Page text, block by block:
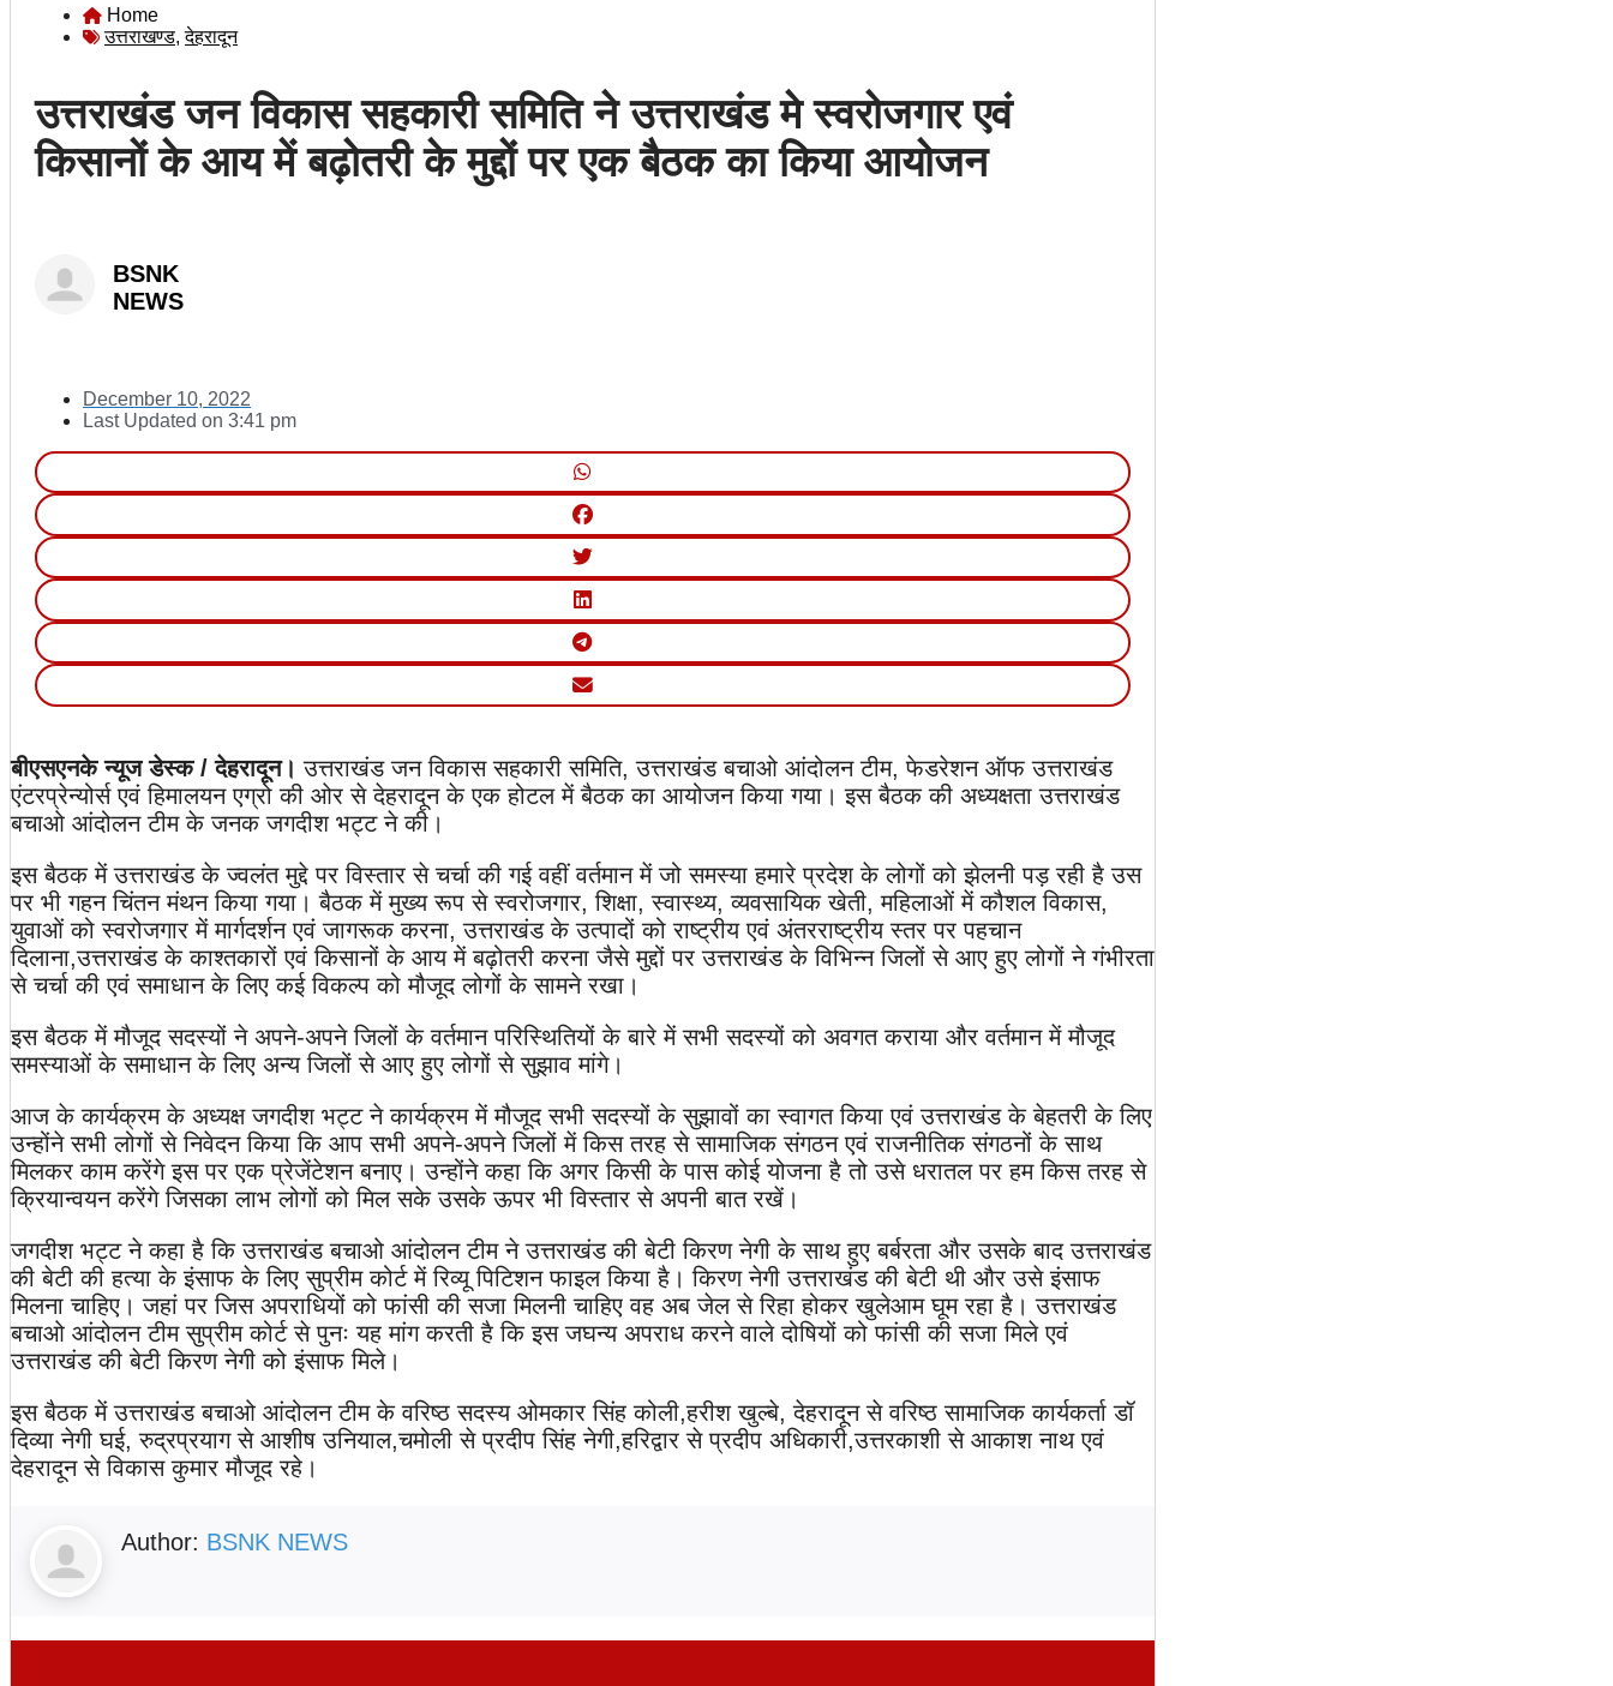
Home
उत्तराखण्ड,देहरादून
उत्तराखंड जन विकास सहकारी समिति ने उत्तराखंड मे स्वरोजगार एवं
किसानों के आय में बढ़ोतरी के मुद्दों पर एक बैठक का किया आयोजन
BSNK
NEWS
December 10, 2022
Last Updated on 3:41 pm
बीएसएनके न्यूज डेस्क / देहरादून। उत्तराखंड जन विकास सहकारी समिति, उत्तराखंड बचाओ आंदोलन टीम, फेडरेशन ऑफ उत्तराखंड
एंटरप्रेन्योर्स एवं हिमालयन एग्रो की ओर से देहरादून के एक होटल में बैठक का आयोजन किया गया। इस बैठक की अध्यक्षता उत्तराखंड
बचाओ आंदोलन टीम के जनक जगदीश भट्ट ने की।
इस बैठक में उत्तराखंड के ज्वलंत मुद्दे पर विस्तार से चर्चा की गई वहीं वर्तमान में जो समस्या हमारे प्रदेश के लोगों को झेलनी पड़ रही है उस
पर भी गहन चिंतन मंथन किया गया। बैठक में मुख्य रूप से स्वरोजगार, शिक्षा, स्वास्थ्य, व्यवसायिक खेती, महिलाओं में कौशल विकास,
युवाओं को स्वरोजगार में मार्गदर्शन एवं जागरूक करना, उत्तराखंड के उत्पादों को राष्ट्रीय एवं अंतरराष्ट्रीय स्तर पर पहचान
दिलाना,उत्तराखंड के काश्तकारों एवं किसानों के आय में बढ़ोतरी करना जैसे मुद्दों पर उत्तराखंड के विभिन्न जिलों से आए हुए लोगों ने गंभीरता
से चर्चा की एवं समाधान के लिए कई विकल्प को मौजूद लोगों के सामने रखा।
इस बैठक में मौजूद सदस्यों ने अपने-अपने जिलों के वर्तमान परिस्थितियों के बारे में सभी सदस्यों को अवगत कराया और वर्तमान में मौजूद
समस्याओं के समाधान के लिए अन्य जिलों से आए हुए लोगों से सुझाव मांगे।
आज के कार्यक्रम के अध्यक्ष जगदीश भट्ट ने कार्यक्रम में मौजूद सभी सदस्यों के सुझावों का स्वागत किया एवं उत्तराखंड के बेहतरी के लिए
उन्होंने सभी लोगों से निवेदन किया कि आप सभी अपने-अपने जिलों में किस तरह से सामाजिक संगठन एवं राजनीतिक संगठनों के साथ
मिलकर काम करेंगे इस पर एक प्रेजेंटेशन बनाए। उन्होंने कहा कि अगर किसी के पास कोई योजना है तो उसे धरातल पर हम किस तरह से
क्रियान्वयन करेंगे जिसका लाभ लोगों को मिल सके उसके ऊपर भी विस्तार से अपनी बात रखें।
जगदीश भट्ट ने कहा है कि उत्तराखंड बचाओ आंदोलन टीम ने उत्तराखंड की बेटी किरण नेगी के साथ हुए बर्बरता और उसके बाद उत्तराखंड
की बेटी की हत्या के इंसाफ के लिए सुप्रीम कोर्ट में रिव्यू पिटिशन फाइल किया है। किरण नेगी उत्तराखंड की बेटी थी और उसे इंसाफ
मिलना चाहिए। जहां पर जिस अपराधियों को फांसी की सजा मिलनी चाहिए वह अब जेल से रिहा होकर खुलेआम घूम रहा है। उत्तराखंड
बचाओ आंदोलन टीम सुप्रीम कोर्ट से पुनः यह मांग करती है कि इस जघन्य अपराध करने वाले दोषियों को फांसी की सजा मिले एवं
उत्तराखंड की बेटी किरण नेगी को इंसाफ मिले।
इस बैठक में उत्तराखंड बचाओ आंदोलन टीम के वरिष्ठ सदस्य ओमकार सिंह कोली,हरीश खुल्बे, देहरादून से वरिष्ठ सामाजिक कार्यकर्ता डॉ
दिव्या नेगी घई, रुद्रप्रयाग से आशीष उनियाल,चमोली से प्रदीप सिंह नेगी,हरिद्वार से प्रदीप अधिकारी,उत्तरकाशी से आकाश नाथ एवं
देहरादून से विकास कुमार मौजूद रहे।
Author: BSNK NEWS